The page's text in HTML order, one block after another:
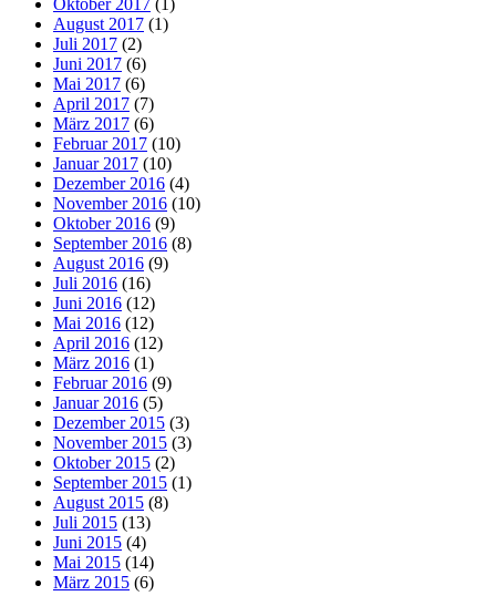
August 2017 (1)
Juli 2017 (2)
Juni 2017 (6)
Mai 2017 (6)
April 2017 (7)
März 2017 (6)
Februar 2017 (10)
Januar 2017 (10)
Dezember 2016 (4)
November 2016 (10)
Oktober 2016 (9)
September 2016 (8)
August 2016 (9)
Juli 2016 (16)
Juni 2016 (12)
Mai 2016 (12)
April 2016 (12)
März 2016 (1)
Februar 2016 (9)
Januar 2016 (5)
Dezember 2015 (3)
November 2015 (3)
Oktober 2015 (2)
September 2015 (1)
August 2015 (8)
Juli 2015 (13)
Juni 2015 (4)
Mai 2015 (14)
März 2015 (6)